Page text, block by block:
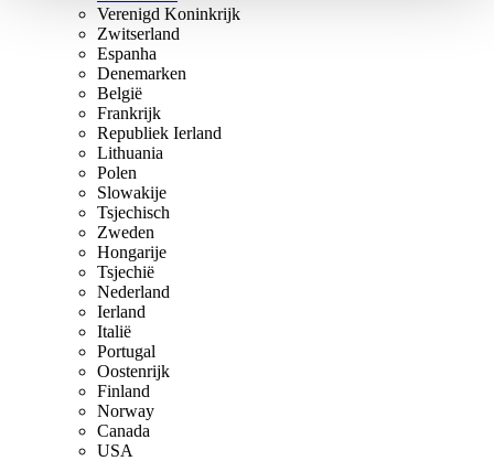
Verenigd Koninkrijk
Zwitserland
Espanha
Denemarken
België
Frankrijk
Republiek Ierland
Lithuania
Polen
Slowakije
Tsjechisch
Zweden
Hongarije
Tsjechië
Nederland
Ierland
Italië
Portugal
Oostenrijk
Finland
Norway
Canada
USA